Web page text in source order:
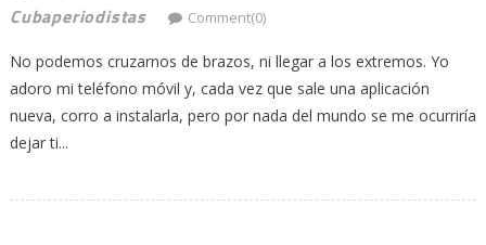
Cubaperiodistas
Comment(0)
No podemos cruzarnos de brazos, ni llegar a los extremos. Yo
adoro mi teléfono móvil y, cada vez que sale una aplicación
nueva, corro a instalarla, pero por nada del mundo se me ocurriría
dejar ti...